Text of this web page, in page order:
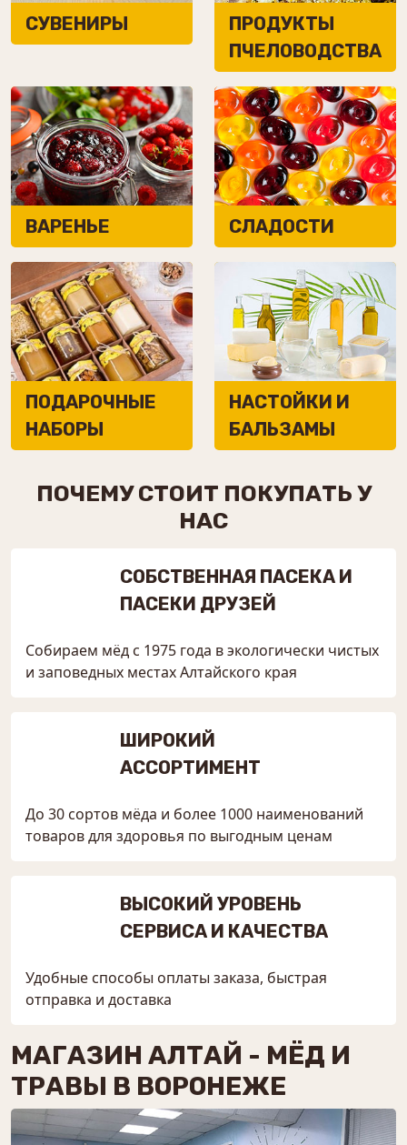
СУВЕНИРЫ
ПРОДУКТЫ
ПЧЕЛОВОДСТВА
ВАРЕНЬЕ СЛАДОСТИ
ПОДАРОЧНЫЕ
НАБОРЫ
НАСТОЙКИ И
БАЛЬЗАМЫ
ПОЧЕМУ СТОИТ ПОКУПАТЬ У
НАС
СОБСТВЕННАЯ ПАСЕКА И
ПАСЕКИ ДРУЗЕЙ
Собираем мёд с 1975 года в экологически чистых
и заповедных местах Алтайского края
ШИРОКИЙ
АССОРТИМЕНТ
До 30 сортов мёда и более 1000 наименований
товаров для здоровья по выгодным ценам
ВЫСОКИЙ УРОВЕНЬ
СЕРВИСА И КАЧЕСТВА
Удобные способы оплаты заказа, быстрая
отправка и доставка
МАГАЗИН АЛТАЙ - МЁД И
ТРАВЫ В ВОРОНЕЖЕ